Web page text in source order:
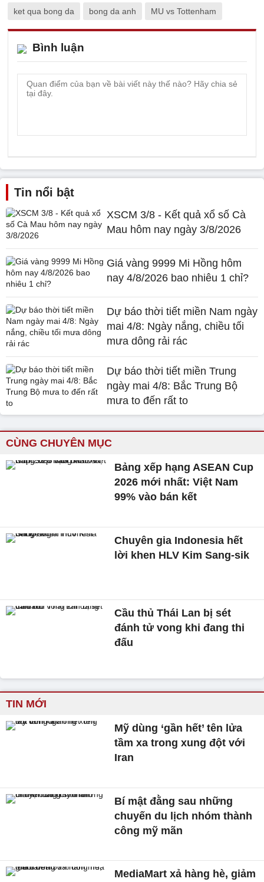
ket qua bong da bong da anh MU vs Tottenham
Bình luận
Tin nổi bật
XSCM 3/8 - Kết quả xổ số Cà
Mau hôm nay ngày 3/8/2026
Giá vàng 9999 Mi Hồng hôm
nay 4/8/2026 bao nhiêu 1 chỉ?
Dự báo thời tiết miền Nam ngày
mai 4/8: Ngày nắng, chiều tối
mưa dông rải rác
Dự báo thời tiết miền Trung
ngày mai 4/8: Bắc Trung Bộ
mưa to đến rất to
CÙNG CHUYÊN MỤC
Bảng xếp hạng ASEAN Cup
2026 mới nhất: Việt Nam
99% vào bán kết
Chuyên gia Indonesia hết
lời khen HLV Kim Sang-sik
Cầu thủ Thái Lan bị sét
đánh tử vong khi đang thi
đấu
TIN MỚI
Mỹ dùng ‘gần hết’ tên lửa
tầm xa trong xung đột với
Iran
Bí mật đằng sau những
chuyến du lịch nhóm thành
công mỹ mãn
MediaMart xả hàng hè, giảm